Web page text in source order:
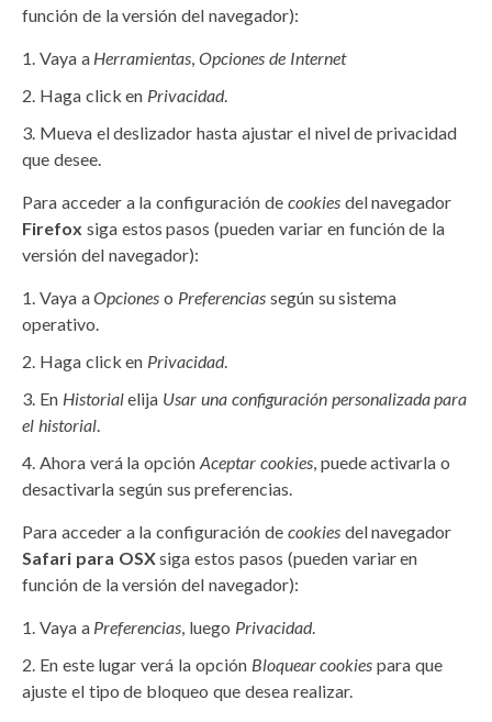
función de la versión del navegador):
Vaya a Herramientas,Opciones de Internet
Haga click en Privacidad.
Mueva el deslizador hasta ajustar el nivel de privacidad
que desee.
Para acceder a la configuración de cookiesdel navegador
Firefox siga estos pasos (pueden variar en función de la
versión del navegador):
Vaya aOpciones o Preferencias según su sistema
operativo.
Haga click en Privacidad.
En Historialelija Usar una configuración personalizada para
el historial.
Ahora verá la opciónAceptar cookies, puede activarla o
desactivarla según sus preferencias.
Para acceder a la configuración de cookiesdel navegador
Safari para OSXsiga estos pasos (pueden variar en
función de la versión del navegador):
Vaya a Preferencias, luego Privacidad.
En este lugar verá la opción Bloquear cookies para que
ajuste el tipo de bloqueo que desea realizar.